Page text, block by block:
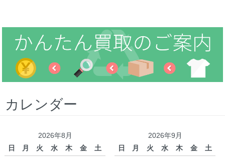
カレンダー
2026年8月
日
月 火 水 木 金
土
2026年9月
日
月 火 水 木 金
土